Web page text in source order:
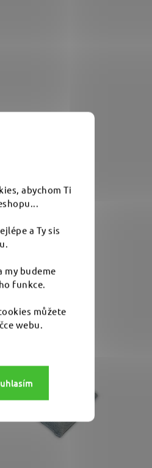
abychom Ti
a Ty sis
my budeme
funkce.
můžete
webu.